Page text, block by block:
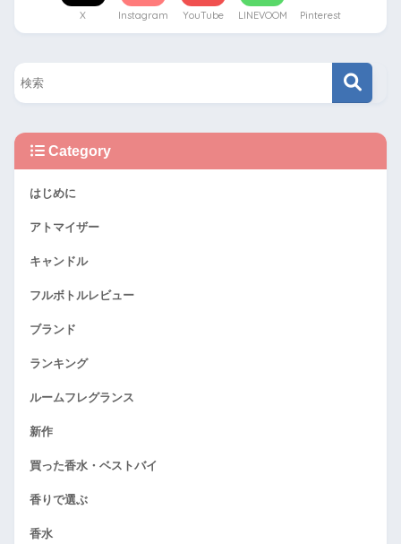
X Instagram YouTube LINEVOOM Pinterest
Category
はじめに
アトマイザー
キャンドル
フルボトルレビュー
ブランド
ランキング
ルームフレグランス
新作
買った香水・ベストバイ
香りで選ぶ
香水